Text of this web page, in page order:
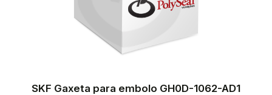
SKF Gaxeta para embolo GH0D-1062-AD1